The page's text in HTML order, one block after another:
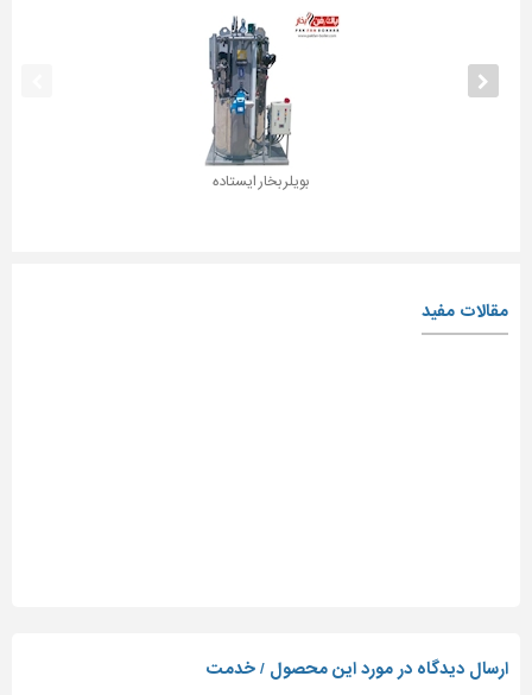
بویلر بخار ایستاده
مقالات مفید
ارسال دیدگاه در مورد این محصول / خدمت